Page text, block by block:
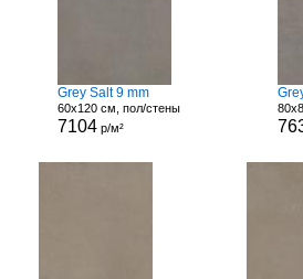
Grey Salt 9 mm
60x120 см, пол/стены
7104р/м²